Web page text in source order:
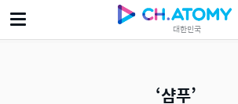
대한민국
샴푸